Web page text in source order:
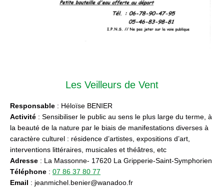
Les Veilleurs de Vent
Responsable : Héloïse BENIER
Activité : Sensibiliser le public au sens le plus large du terme, à
la beauté de la nature par le biais de manifestations diverses à
caractère culturel : résidence d’artistes, expositions d’art,
interventions littéraires, musicales et théâtres, etc
Adresse : La Massonne- 17620 La Gripperie-Saint-Symphorien
Téléphone : 07 86 37 80 77
Email : jeanmichel.benier@wanadoo.fr